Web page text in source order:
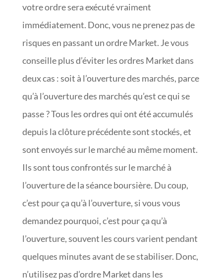
votre ordre sera exécuté vraiment
immédiatement. Donc, vous ne prenez pas de
risques en passant un ordre Market. Je vous
conseille plus d’éviter les ordres Market dans
deux cas : soit à l’ouverture des marchés, parce
qu’à l’ouverture des marchés qu’est ce qui se
passe ? Tous les ordres qui ont été accumulés
depuis la clôture précédente sont stockés, et
sont envoyés sur le marché au même moment.
Ils sont tous confrontés sur le marché à
l’ouverture de la séance boursière. Du coup,
c’est pour ça qu’à l’ouverture, si vous vous
demandez pourquoi, c’est pour ça qu’à
l’ouverture, souvent les cours varient pendant
quelques minutes avant de se stabiliser. Donc,
n’utilisez pas d’ordre Market dans les